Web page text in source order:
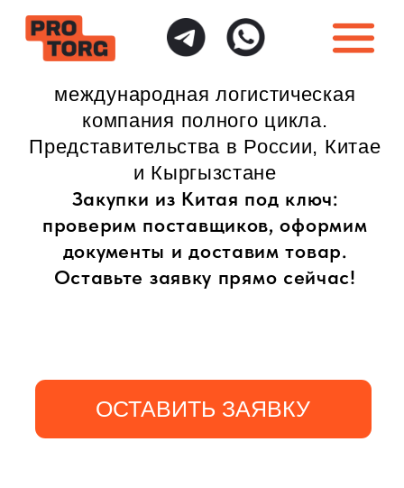
Представительства в России, Китае
и Кыргызстане
Закупки из Китая под ключ:
проверим поставщиков, оформим
документы и доставим товар.
Оставьте заявку прямо сейчас!
ОСТАВИТЬ ЗАЯВКУ
Безопасная доставка
груза без рисков
Доставка товаров
для ООО и ИП